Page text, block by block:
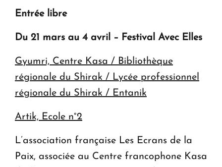
Entrée libre
Du 21 mars au 4 avril – Festival Avec Elles
Gyumri, Centre Kasa / Bibliothèque
régionale du Shirak / Lycée professionnel
régionale du Shirak / Entanik
Artik, Ecole n°2
L’association française Les Ecrans de la
Paix, associée au Centre francophone Kasa